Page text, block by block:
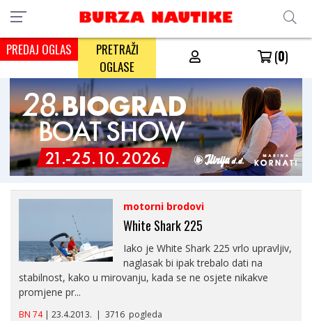
PREDAJ OGLAS
PRETRAŽI
OGLASE
(0)
motorni brodovi
White Shark 225
Iako je White Shark 225 vrlo upravljiv,
naglasak bi ipak trebalo dati na
stabilnost, kako u mirovanju, kada se ne osjete nikakve
promjene pr...
BN 74 | 23.4.2013. | 3716 pogleda